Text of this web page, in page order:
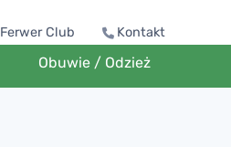
Ferwer Club Kontakt
Obuwie / Odzież